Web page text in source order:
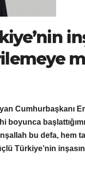
Cumhurbaşkanı
bu defa, hem
Türkiye’nin